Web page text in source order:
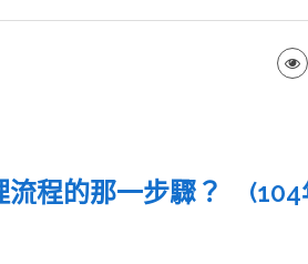
流程的那一步驟？ (104